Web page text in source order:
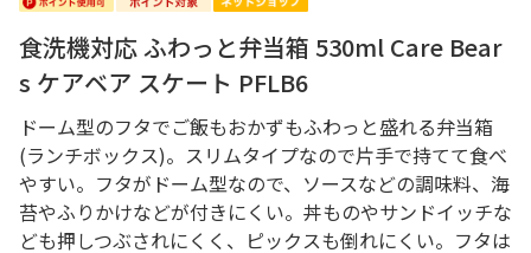
食洗機対応 ふわっと弁当箱 530ml Care Bear
s ケアベア スケート PFLB6
ドーム型のフタでご飯もおかずもふわっと盛れる弁当箱
(ランチボックス)。スリムタイプなので片手で持てて食べ
やすい。フタがドーム型なので、ソースなどの調味料、海
苔やふりかけなどが付きにくい。丼ものやサンドイッチな
ども押しつぶされにくく、ピックスも倒れにくい。フタは